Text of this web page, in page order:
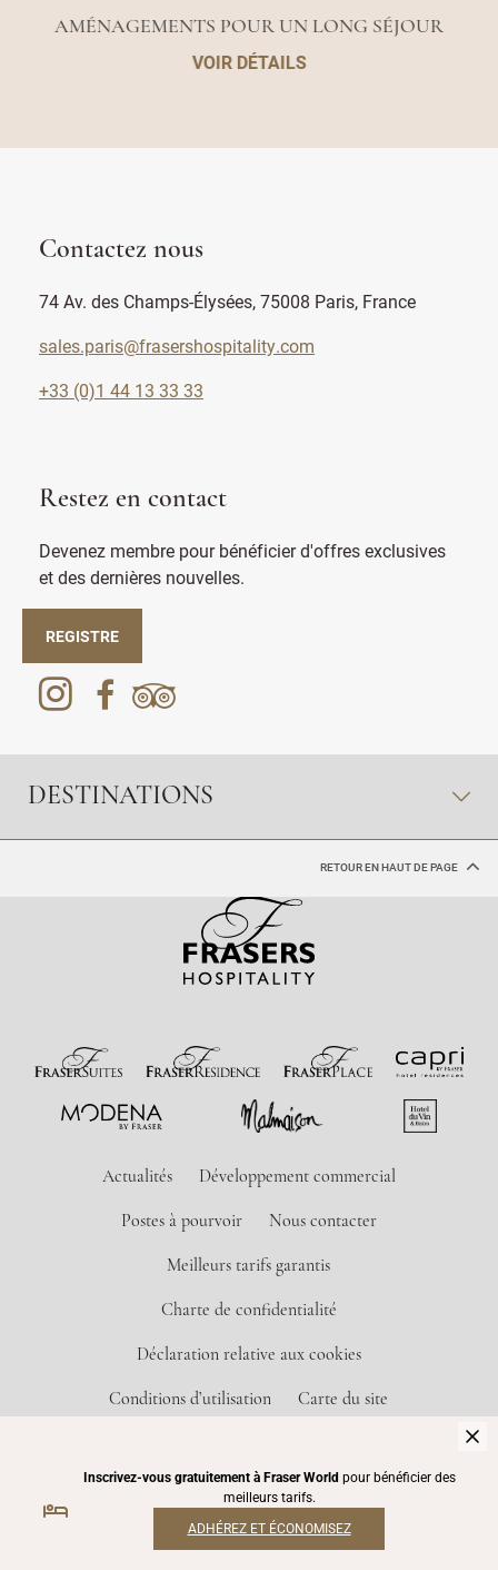
AMÉNAGEMENTS POUR UN LONG SÉJOUR
VOIR DÉTAILS
Contactez nous
74 Av. des Champs-Élysées, 75008 Paris, France
sales.paris@frasershospitality.com
+33 (0)1 44 13 33 33
Restez en contact
Devenez membre pour bénéficier d'offres exclusives
et des dernières nouvelles.
REGISTRE
DESTINATIONS
RETOUR EN HAUT DE PAGE
Actualités Développement commercial
Postes à pourvoir Nous contacter
Meilleurs tarifs garantis
Charte de confidentialité
Déclaration relative aux cookies
Conditions d’utilisation Carte du site